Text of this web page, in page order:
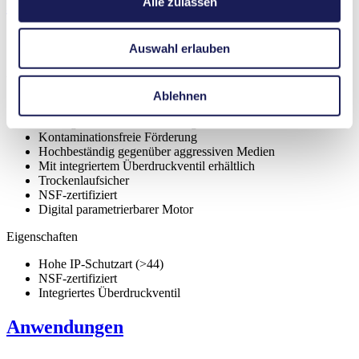
Auswahl erlauben
Ablehnen
Vorteile
Kontaminationsfreie Förderung
Hochbeständig gegenüber aggressiven Medien
Mit integriertem Überdruckventil erhältlich
Trockenlaufsicher
NSF-zertifiziert
Digital parametrierbarer Motor
Eigenschaften
Hohe IP-Schutzart (>44)
NSF-zertifiziert
Integriertes Überdruckventil
Anwendungen